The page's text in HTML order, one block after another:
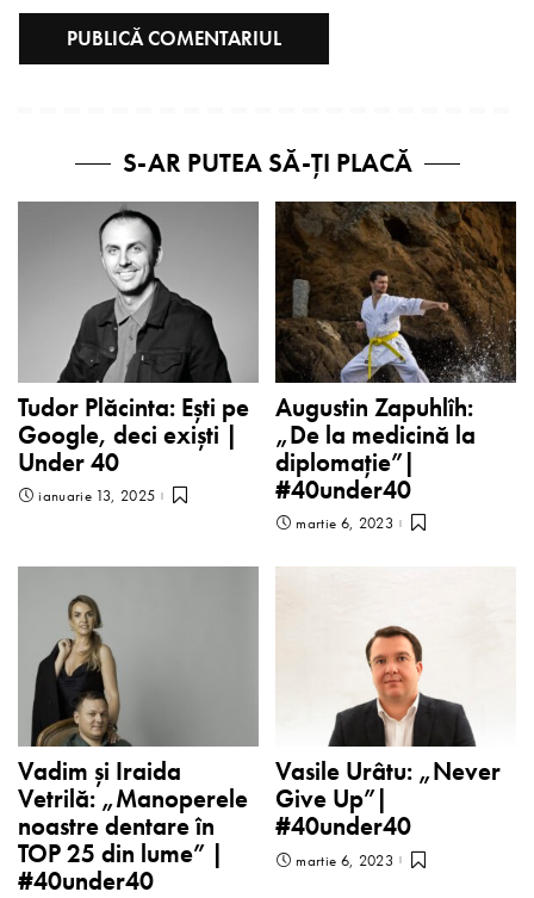
S-AR PUTEA SĂ-ȚI PLACĂ
Tudor Plăcinta: Eşti pe
Google, deci exişti |
Under 40
ianuarie 13, 2025
Augustin Zapuhlîh:
„De la medicină la
diplomație”|
#40under40
martie 6, 2023
Vadim și Iraida
Vetrilă: „Manoperele
noastre dentare în
TOP 25 din lume” |
#40under40
Vasile Urâtu: „Never
Give Up”|
#40under40
martie 6, 2023